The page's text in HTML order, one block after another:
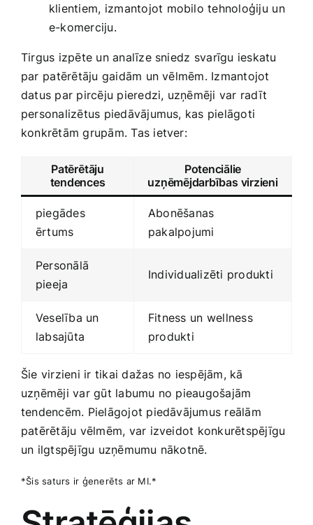
klientiem, ⁣izmantojot mobilo tehnoloģiju ⁤un
e-komerciju.
Tirgus izpēte un analīze sniedz ⁣svarīgu ieskatu
par ⁤patērētāju gaidām un vēlmēm. Izmantojot
datus par pircēju pieredzi, uzņēmēji var radīt
personalizētus piedāvājumus, kas pielāgoti
konkrētām grupām. Tas ietver:
Patērētāju
tendences
Potenciālie‌
uzņēmējdarbības virzieni
piegādes
ērtums
Abonēšanas⁣
pakalpojumi
Personālā
pieeja
Individualizēti produkti
Veselība un
labsajūta
Fitness ‌un ⁢wellness
produkti
Šie virzieni ir tikai dažas no⁣ iespējām, kā
uzņēmēji var gūt labumu no pieaugošajām
tendencēm. Pielāgojot piedāvājumus reālām
patērētāju vēlmēm, var izveidot konkurētspējīgu
un ilgtspējīgu uzņēmumu ‌nākotnē.
*Šis saturs ir ​ģenerēts ar MI.*